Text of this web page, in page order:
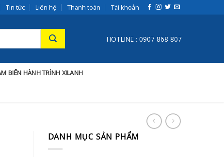
Tin tức Liên hệ Thanh toán Tài khoản
HOTLINE : 0907 868 807
BIẾN HÀNH TRÌNH XILANH
DANH MỤC SẢN PHẨM